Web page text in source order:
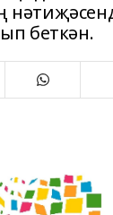
беткән.